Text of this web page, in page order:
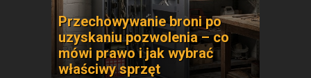
Przechowywanie broni po
uzyskaniu pozwolenia – co
mówi prawo i jak wybrać
właściwy sprzęt